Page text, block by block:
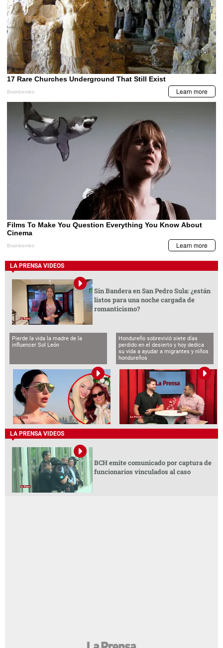
LA PRENSA VIDEOS
Sin Bandera en San Pedro Sula: ¿están
listos para una noche cargada de
romanticismo?
Pierde la vida la madre de la
influencer Sol León
Hondureño sobrevivió siete días
perdido en el desierto y hoy dedica
su vida a ayudar a migrantes y niños
hondureños
LA PRENSA VIDEOS
BCH emite comunicado por captura de
funcionarios vinculados al caso